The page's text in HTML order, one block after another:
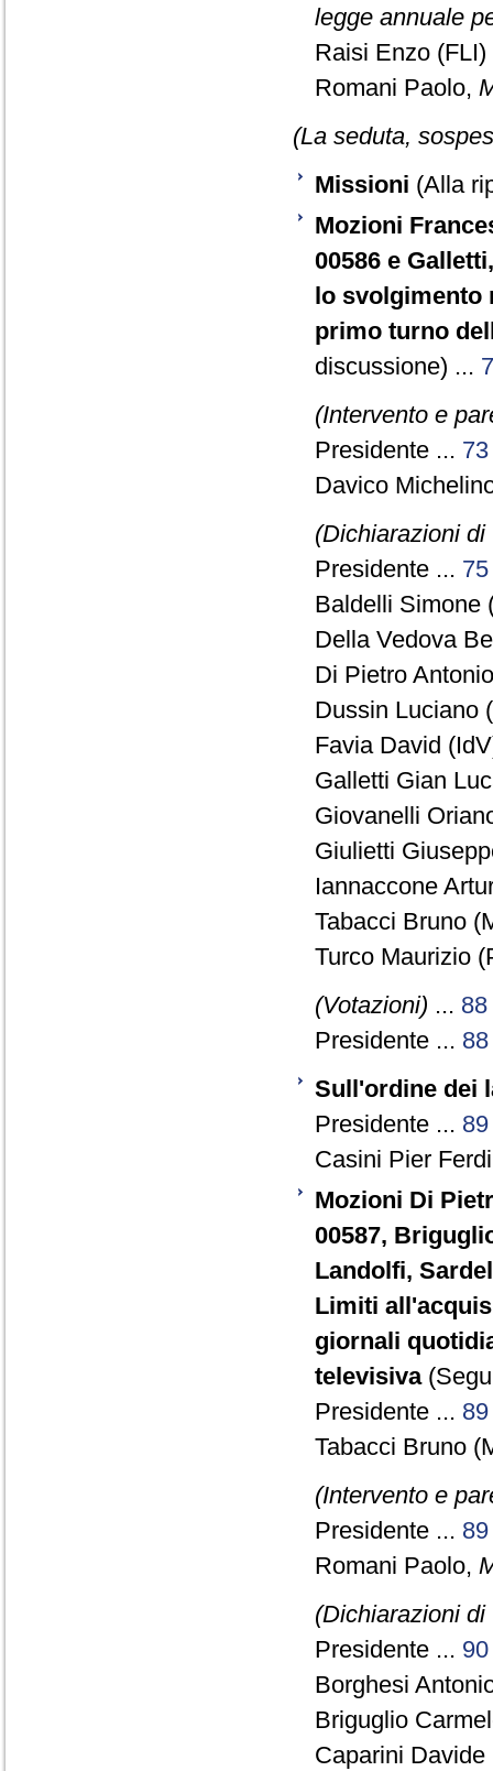
legge annuale
Raisi Enzo
Romani Paolo,
(La seduta,
Missioni (Alla
Mozioni
00586 e
lo svolgimento
primo turno
discussione) ...
(Intervento e
Presidente ... 73
Davico
(Dichiarazioni di
Presidente ... 75
Baldelli Simone
Della Vedova
Di Pietro
Dussin Luciano
Favia David
Galletti Gian
Giovanelli
Giulietti
Iannaccone
Tabacci Bruno
Turco Maurizio
(Votazioni) ... 88
Presidente ... 88
Sull'ordine dei
Presidente ... 89
Casini Pier
Mozioni Di
00587,
Landolfi,
Limiti
giornali
televisiva
Presidente ... 89
Tabacci Bruno
(Intervento e
Presidente ... 89
Romani Paolo,
(Dichiarazioni di
Presidente ... 90
Borghesi
Briguglio
Caparini